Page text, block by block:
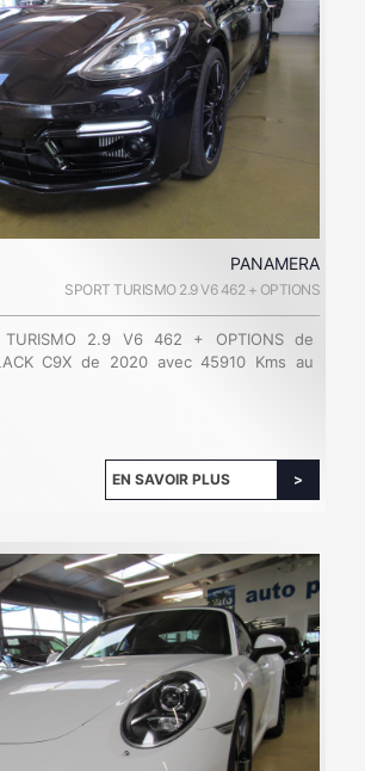
PANAMERA
SPORT TURISMO 2.9 V6 462 + OPTIONS
TURISMO 2.9 V6 462 + OPTIONS de
C9X de 2020 avec 45910 Kms au
EN SAVOIR PLUS